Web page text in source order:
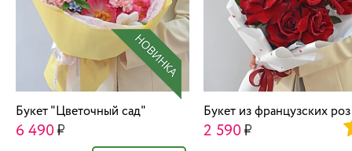
Букет "Цветочный сад"
6 490
Букет из французских
2 590